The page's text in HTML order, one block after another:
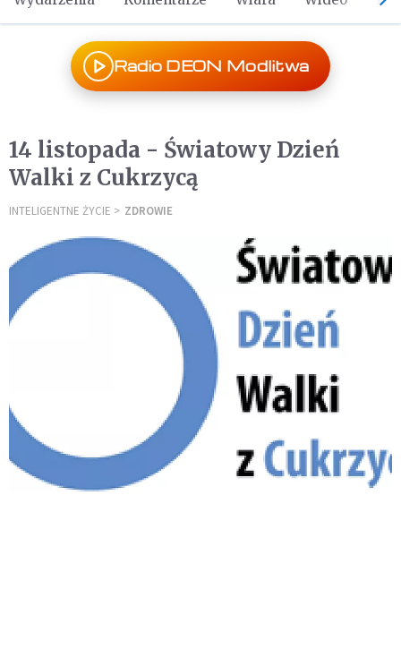
Radio DEON Modlitwa
14 listopada - Światowy Dzień
Walki z Cukrzycą
INTELIGENTNE ŻYCIE ZDROWIE